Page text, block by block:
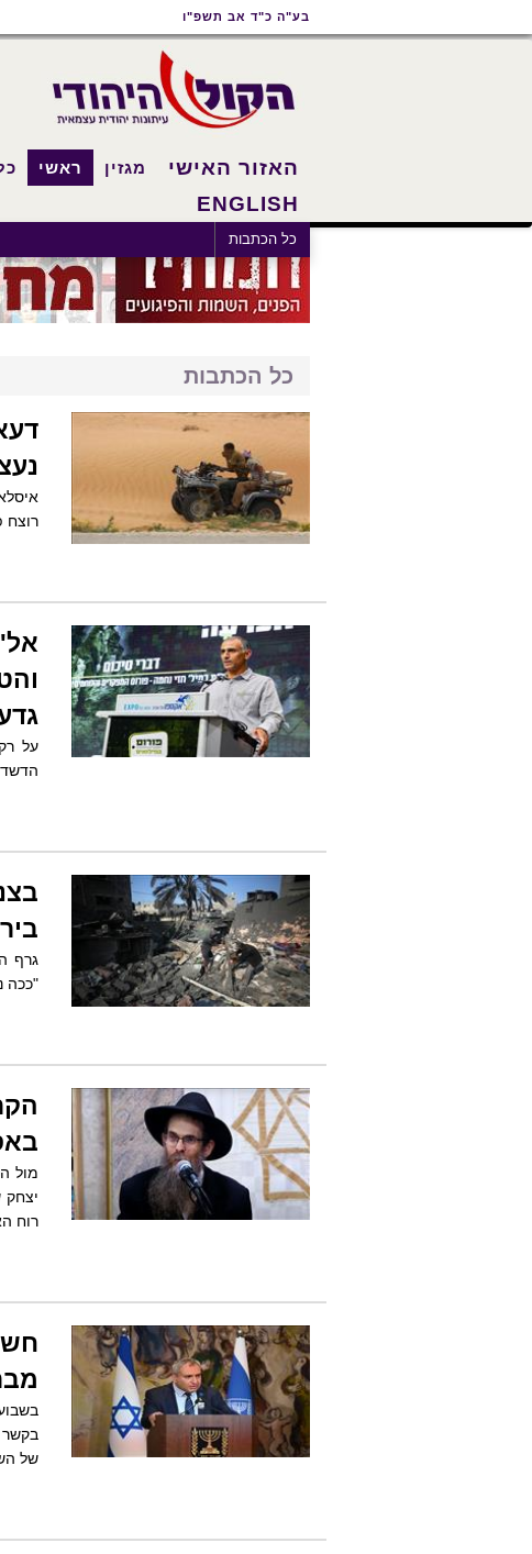
נגישות
ראשי
ראשי
בע"ה כ"ד אב תשפ"ו
האזור האישי מגזין ראשי
כל הכתבות
ENGLISH
כל הכתבות
רוצח
על
גרף
"ככה
מול
יצחק
רוח
בקשר
של